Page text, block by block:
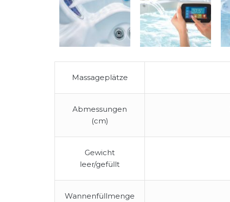
Massageplätze
Abmessungen
(cm)
Gewicht
leer/gefüllt
Wannenfüllmenge